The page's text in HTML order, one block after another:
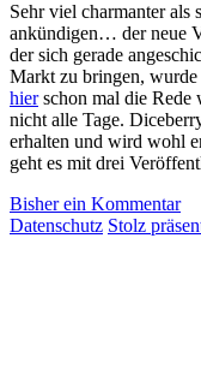
Sehr viel charmanter als
ankündigen… der neue
der sich gerade
Markt zu bringen,
hierschon mal die Rede
nicht alle Tage.
erhalten und wird wohl
geht es mit drei
Bisher ein Kommentar
Datenschutz Stolz